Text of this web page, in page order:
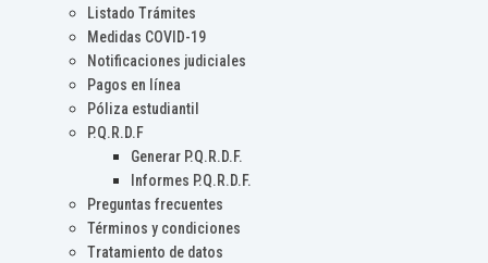
Listado Trámites
Medidas COVID-19
Notificaciones judiciales
Pagos en línea
Póliza estudiantil
P.Q.R.D.F
Generar P.Q.R.D.F.
Informes P.Q.R.D.F.
Preguntas frecuentes
Términos y condiciones
Tratamiento de datos